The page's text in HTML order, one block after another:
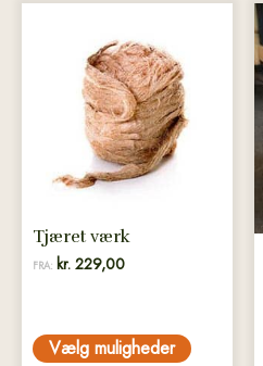
Tjæret værk
FRA: kr. 229,00
Vælg muligheder
varianter.
Mulighederne
vælges
på
varesiden